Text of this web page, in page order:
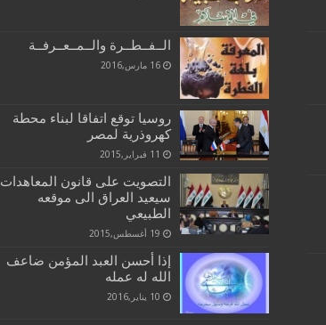
الــفــطــرة والــمــعــرفــة
16 مارس,2016
روسيا توقع اتفاقا لبناء محطة
كهروذرية لمصر
11 فبراير,2015
التصويت على قانون المعاهدات
سيعيد العراق الى موقعه
الطبيعي
19 أغسطس,2015
إذا أحسن العبد المؤمن ضاعف
الله له عمله
10 يناير,2016